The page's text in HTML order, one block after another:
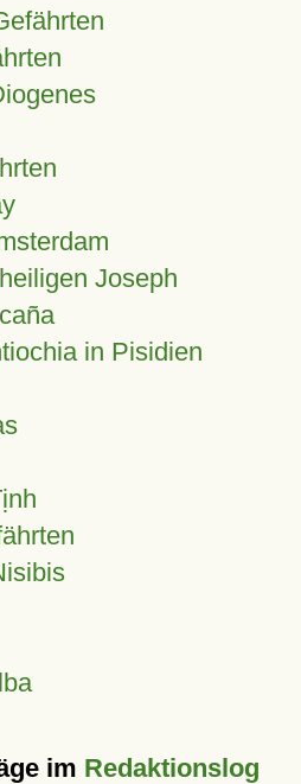
Joseph
in Pisidien
im Redaktionslog